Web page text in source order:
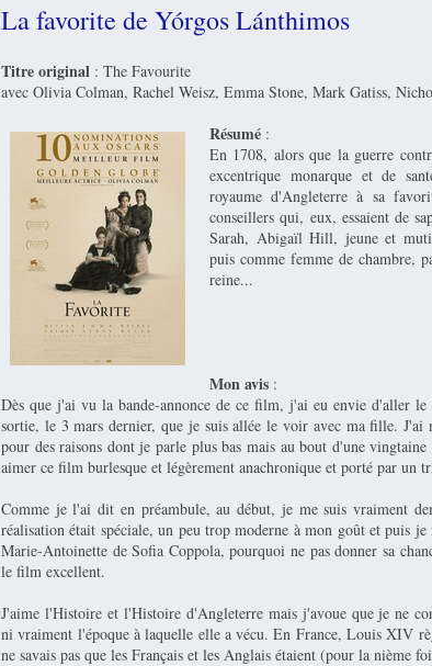
La favorite de Yórgos Lánthimos
Titre original : The Favourite
avec Olivia Colman, Rachel Weisz, Emma Stone, Mark Gatiss,
Résumé :
En 1708, alors que la guerre
excentrique monarque et de
royaume d'Angleterre à sa
conseillers qui, eux, essaient de
Sarah, Abigaïl Hill, jeune et
puis comme femme de chambre,
reine...
Mon avis :
Dès que j'ai vu la bande-annonce de ce film, j'ai eu envie d'aller le
sortie, le 3 mars dernier, que je suis allée le voir avec ma fille. J'ai
pour des raisons dont je parle plus bas mais au bout d'une
aimer ce film burlesque et légèrement anachronique et porté par un
Comme je l'ai dit en préambule, au début, je me suis vraiment
réalisation était spéciale, un peu trop moderne à mon goût et puis
Marie-Antoinette de Sofia Coppola, pourquoi ne pas donner sa
le film excellent.
J'aime l'Histoire et l'Histoire d'Angleterre mais j'avoue que je ne
ni vraiment l'époque à laquelle elle a vécu. En France, Louis XIV
ne savais pas que les Français et les Anglais étaient (pour la nième